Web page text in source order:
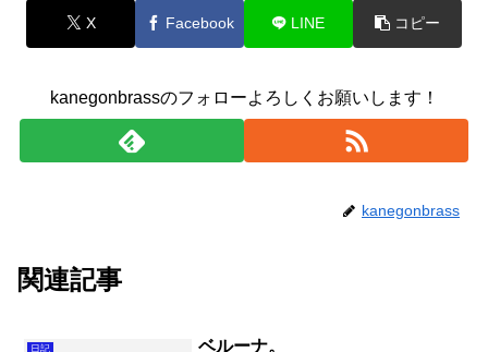
X Facebook LINE コピー
kanegonbrassのフォローよろしくお願いします！
kanegonbrass
関連記事
日記 ベルーナ。